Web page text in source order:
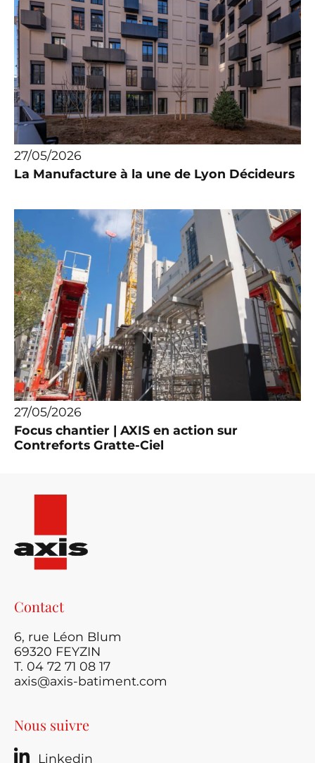
27/05/2026
La Manufacture à la une de Lyon Décideurs
27/05/2026
Focus chantier | AXIS en action sur
Contreforts Gratte-Ciel
Contact
6, rue Léon Blum
69320 FEYZIN
T. 04 72 71 08 17
axis@axis-batiment.com
Nous suivre
Linkedin